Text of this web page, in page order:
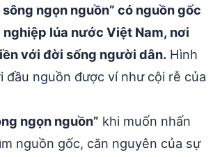
ngọn nguồn” có nguồn gốc
lúa nước Việt Nam, nơi
với đời sống người dân. Hình
đầu nguồn được ví như cội rễ của
ngọn nguồn” khi muốn nhấn
nguồn gốc, căn nguyên của sự